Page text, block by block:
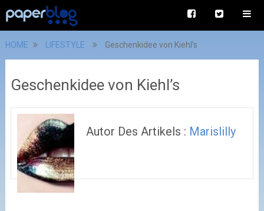
HOME LIFESTYLE Geschenkidee von Kiehl’s
Geschenkidee von Kiehl’s
Autor Des Artikels : Marislilly